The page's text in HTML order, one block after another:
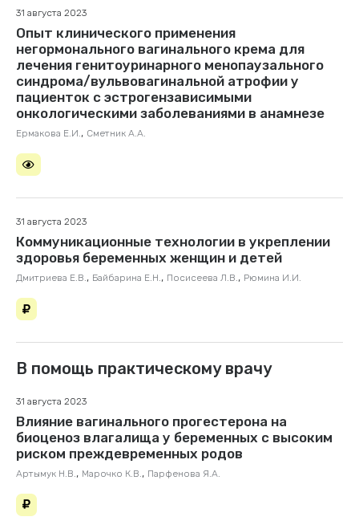
31 августа 2023
Опыт клинического применения
негормонального вагинального крема для
лечения генитоуринарного менопаузального
синдрома/вульвовагинальной атрофии у
пациенток с эстрогензависимыми
онкологическими заболеваниями в анамнезе
Ермакова Е.И., Сметник А.А.
31 августа 2023
Коммуникационные технологии в укреп­лении
здоровья беременных женщин и детей
Дмитриева Е.В., Байбарина Е.Н., Посисеева Л.В., Рюмина И.И.
В помощь практическому врачу
31 августа 2023
Влияние вагинального прогестерона на
биоценоз влагалища у беременных с высоким
риском преждевременных родов
Артымук Н.В. , Марочко К.В. , Парфенова Я.А.